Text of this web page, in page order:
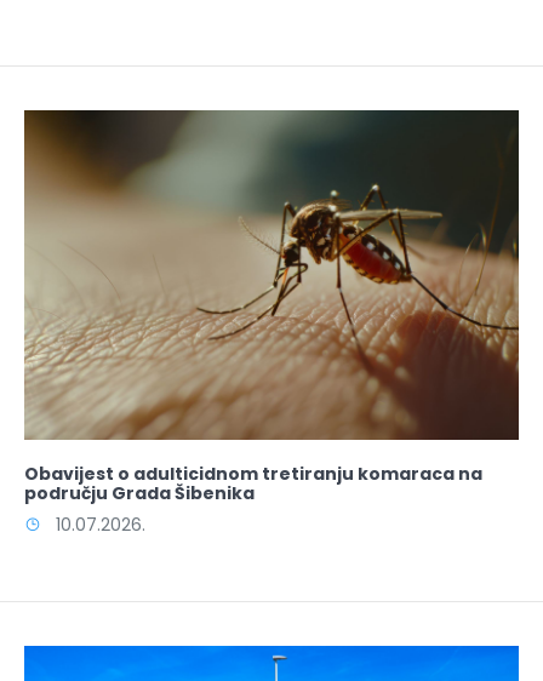
Obavijest o adulticidnom tretiranju komaraca na
području Grada Šibenika
10.07.2026.